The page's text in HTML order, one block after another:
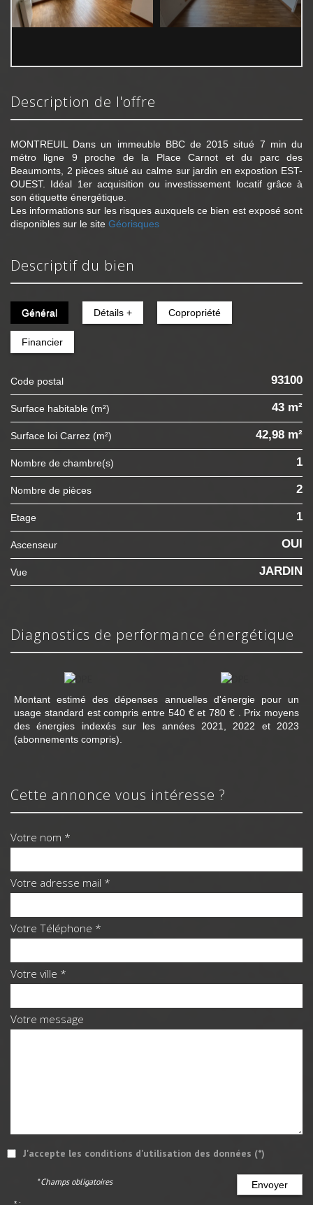
description de l'offre
MONTREUIL Dans un immeuble BBC de 2015 situé 7 min du
métro ligne 9 proche de la Place Carnot et du parc des
Beaumonts, 2 pièces situé au calme sur jardin en expostion EST-
OUEST. Idéal 1er acquisition ou investissement locatif grâce à
son étiquette énergétique.
Les informations sur les risques auxquels ce bien est exposé sont
disponibles sur le site Géorisques
descriptif du bien
Général Détails + Copropriété
Financier
Code postal 93100
Surface habitable (m²) 43 m²
Surface loi Carrez (m²) 42,98 m²
Nombre de chambre(s) 1
Nombre de pièces 2
Etage 1
Ascenseur OUI
Vue JARDIN
diagnostics de performance énergétique
Montant estimé des dépenses annuelles d'énergie pour un
usage standard est compris entre 540 € et 780 € . Prix moyens
des énergies indexés sur les années 2021, 2022 et 2023
(abonnements compris).
cette annonce vous intéresse ?
Votre nom *
Votre adresse mail *
Votre Téléphone *
Votre ville *
Votre message
J'accepte les conditions d'utilisation des données (*)
Envoyer
* Champs obligatoires
* :